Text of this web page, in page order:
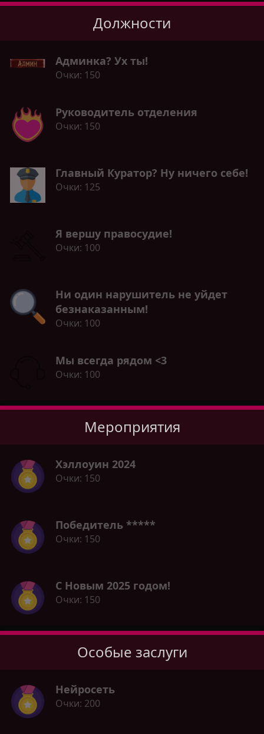
Должности
Админка? Ух ты!
Очки 150
Руководитель отделения
Очки 150
Главный Куратор? Ну ничего себе!
Очки 125
Я вершу правосудие!
Очки 100
Ни один нарушитель не уйдет
безнаказанным!
Очки 100
Мы всегда рядом <3
Очки 100
Мероприятия
Хэллоуин 2024
Очки 150
Победитель *****
Очки 150
С Новым 2025 годом!
Очки 150
Особые заслуги
Нейросеть
Очки 200